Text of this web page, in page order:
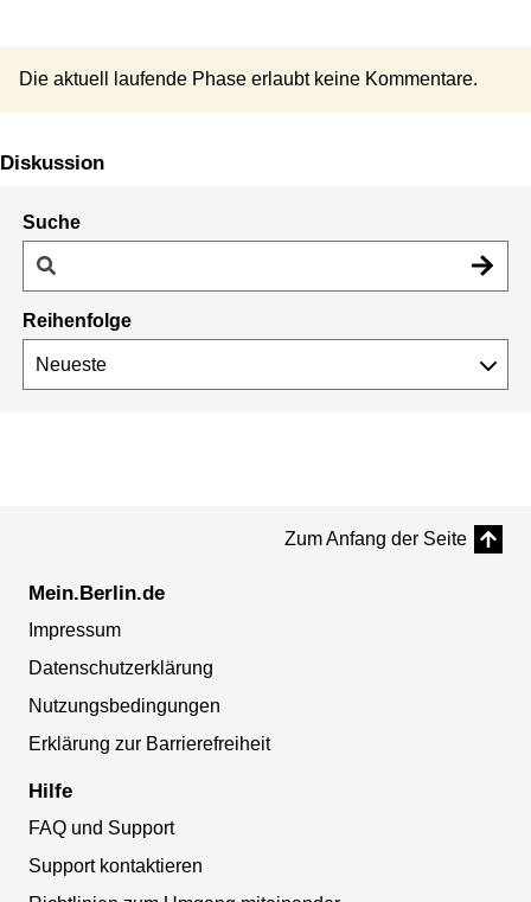
Die aktuell laufende Phase erlaubt keine Kommentare.
Diskussion
Suche
Reihenfolge
Zum Anfang der Seite
Mein.Berlin.de
Impressum
Datenschutzerklärung
Nutzungsbedingungen
Erklärung zur Barrierefreiheit
Hilfe
FAQ und Support
Support kontaktieren